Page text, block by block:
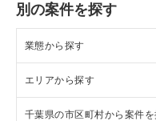
別の案件を探す
業態から探す
ラーメンの居抜き売却物件
フランス料理の居抜き売却
エリアから探す
東京23区の飲食店の居抜
千葉県の市区町村から案件